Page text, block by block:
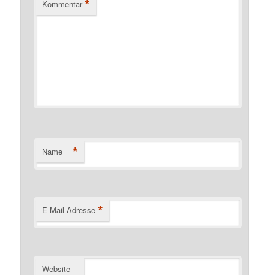
Kommentar *
Name *
E-Mail-Adresse *
Website